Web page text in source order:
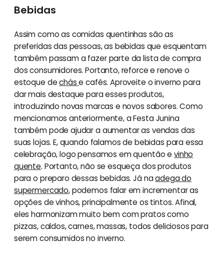
Bebidas
Assim como as comidas quentinhas são as
preferidas das pessoas, as bebidas que esquentam
também passam a fazer parte da lista de compra
dos consumidores. Portanto, reforce e renove o
estoque decháse cafés. Aproveite o inverno para
dar mais destaque para esses produtos,
introduzindo novas marcas e novos sabores. Como
mencionamos anteriormente, a Festa Junina
também pode ajudar a aumentar as vendas das
suas lojas. E, quando falamos de bebidas para essa
celebração, logo pensamos em quentão e vinho
quente. Portanto, não se esqueça dos produtos
para o preparo dessas bebidas. Já naadega do
supermercado, podemos falar em incrementar as
opções de vinhos, principalmente os tintos. Afinal,
eles harmonizam muito bem com pratos como
pizzas, caldos, carnes, massas, todos deliciosos para
serem consumidos no inverno.